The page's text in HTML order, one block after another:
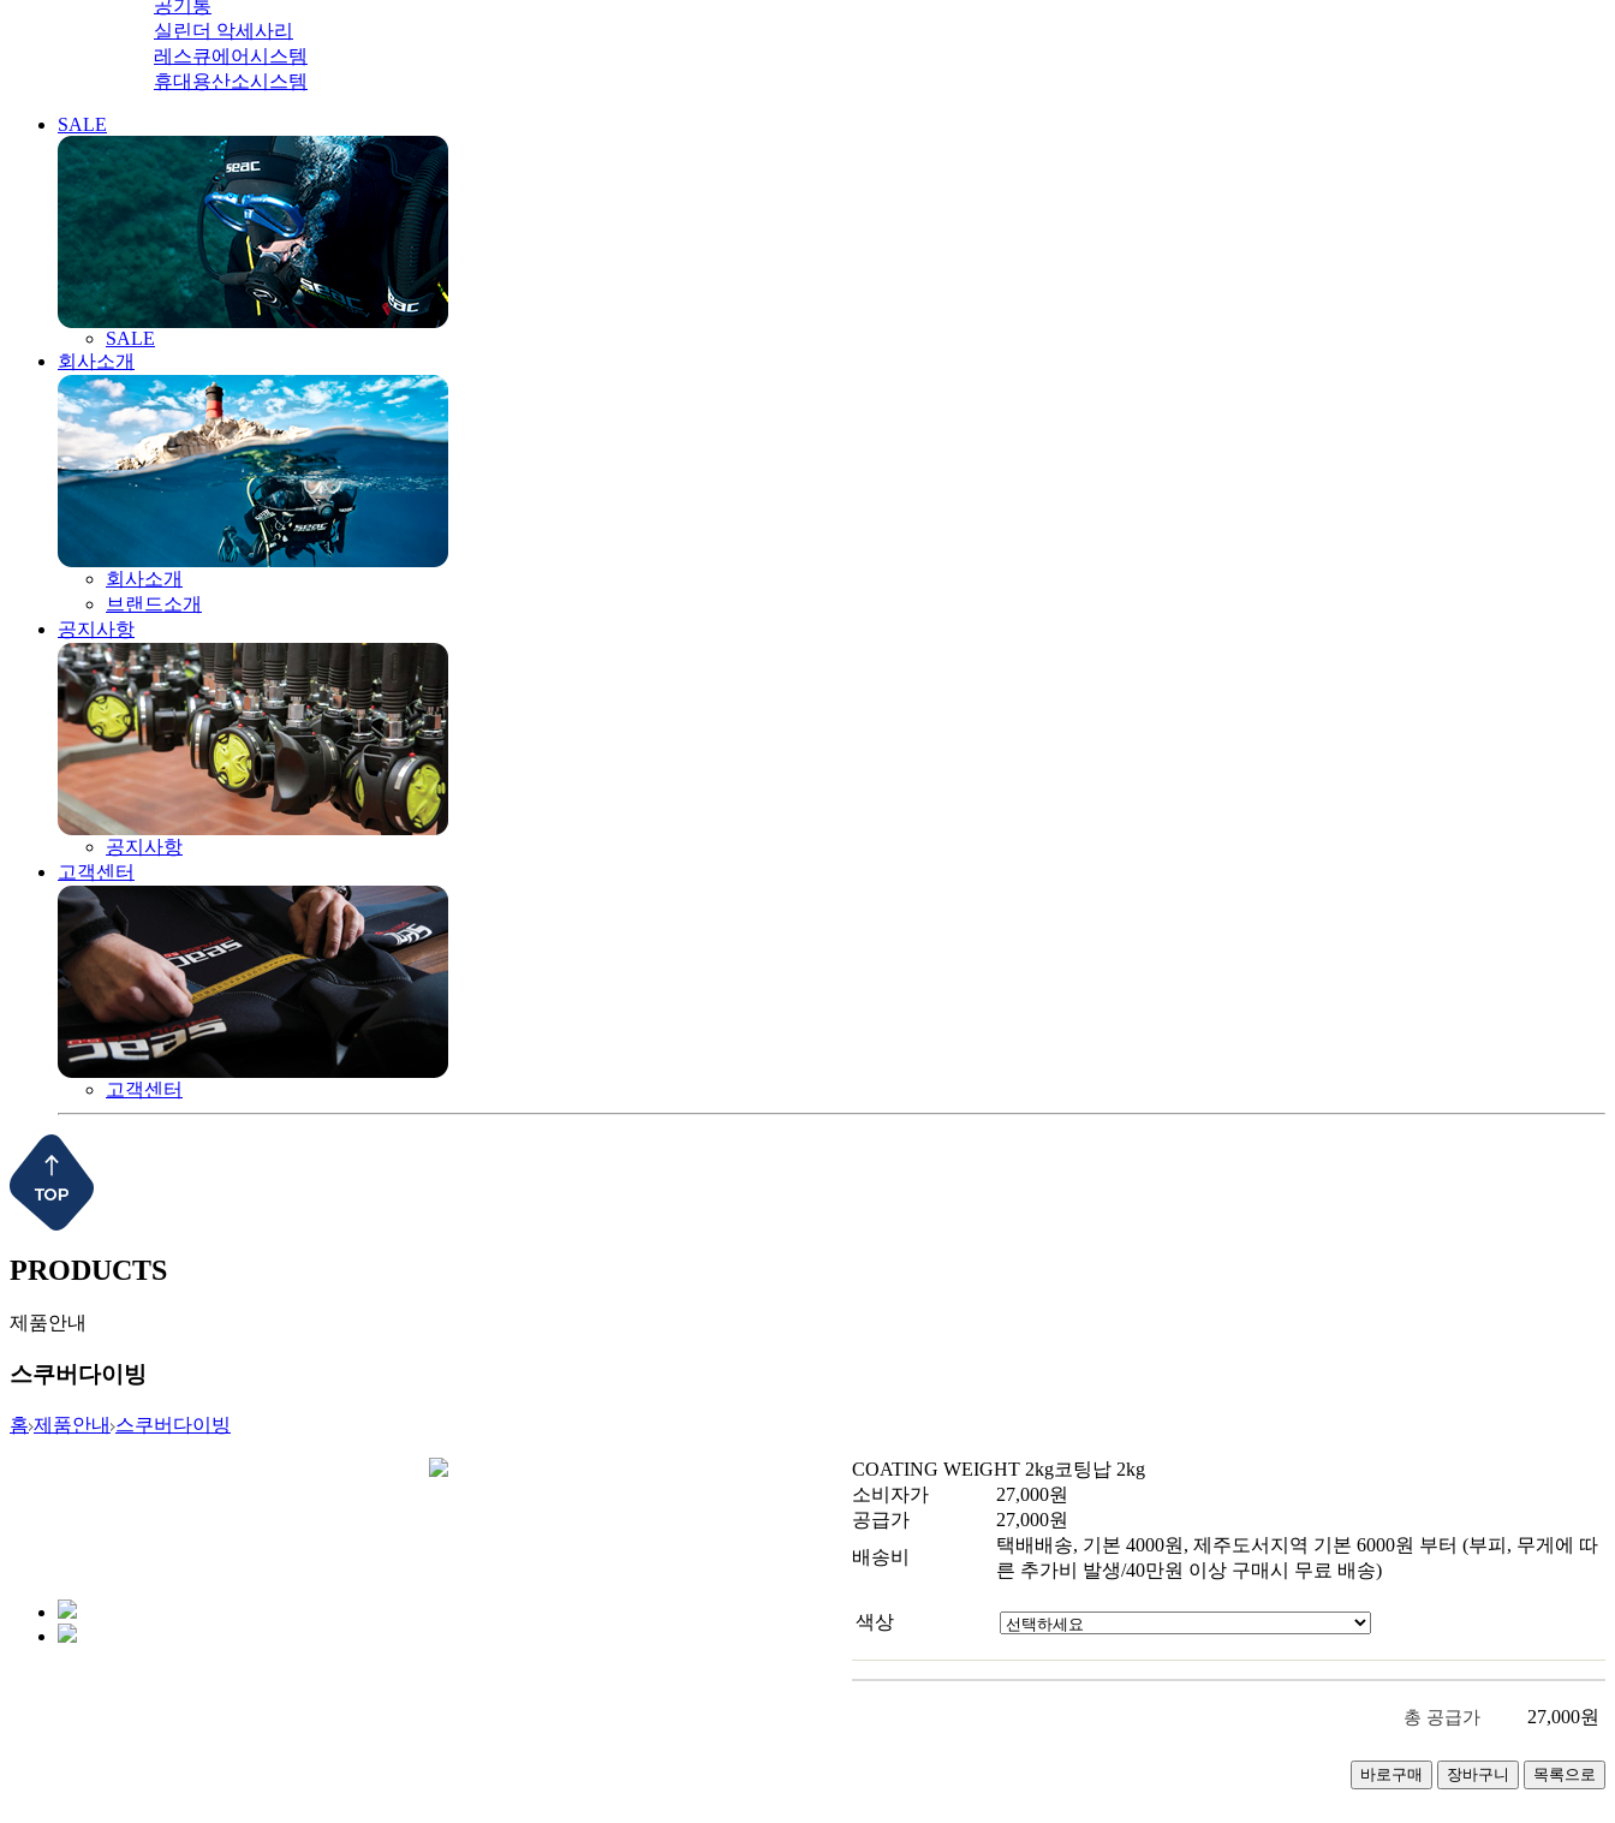
공기통
실린더 악세사리
레스큐에어시스템
휴대용산소시스템
SALE
SALE
회사소개
회사소개
브랜드소개
공지사항
공지사항
고객센터
고객센터
PRODUCTS
제품안내
스쿠버다이빙
홈 제품안내 스쿠버다이빙
COATING WEIGHT 2kg코팅납 2kg
소비자가
27,000원
공급가
27,000원
배송비
택배배송, 기본 4000원, 제주도서지역 기본 6000원 부터 (부피, 무게에 따
른 추가비 발생/40만원 이상 구매시 무료 배송)
색상
총 공급가 27,000원